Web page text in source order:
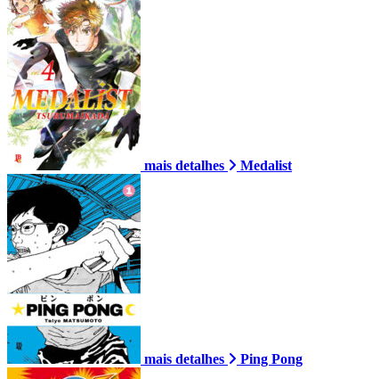
mais detalhes Medalist
mais detalhes Ping Pong